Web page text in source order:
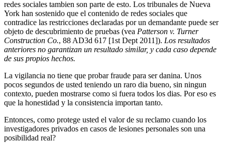
redes sociales tambien son parte de esto. Los tribunales de Nueva
York han sostenido que el contenido de redes sociales que
contradice las restricciones declaradas por un demandante puede ser
objeto de descubrimiento de pruebas (vea Patterson v. Turner
Construction Co., 88 AD3d 617 [1st Dept 2011]). Los resultados
anteriores no garantizan un resultado similar, y cada caso depende
de sus propios hechos.
La vigilancia no tiene que probar fraude para ser danina. Unos
pocos segundos de usted teniendo un raro dia bueno, sin ningun
contexto, pueden mostrarse como si fuera todos los dias. Por eso es
que la honestidad y la consistencia importan tanto.
Entonces, como protege usted el valor de su reclamo cuando los
investigadores privados en casos de lesiones personales son una
posibilidad real?